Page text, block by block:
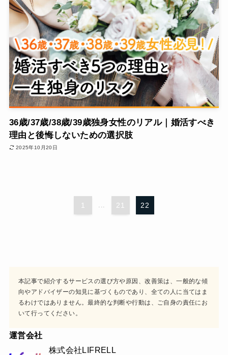
36歳/37歳/38歳/39歳独身女性のリアル｜婚活すべき
理由と後悔しないための選択肢
2025年10月20日
1 ... 21 22
本記事で紹介するサービスの選び方や原因、改善策は、一般的な傾
向やアドバイザーの知見に基づくものであり、全ての人に当てはま
るわけではありません。最終的な判断や行動は、ご自身の責任にお
いて行ってください。
運営会社
株式会社LIFRELL